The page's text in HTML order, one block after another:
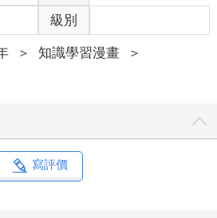
級別
＞ 知識學習漫畫
＞
寫評價